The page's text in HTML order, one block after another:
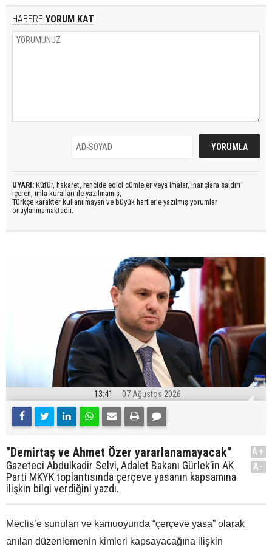
HABERE YORUM KAT
UYARI: Küfür, hakaret, rencide edici cümleler veya imalar, inançlara saldırı
içeren, imla kuralları ile yazılmamış,
Türkçe karakter kullanılmayan ve büyük harflerle yazılmış yorumlar
onaylanmamaktadır.
13:41 07 Ağustos 2026
"Demirtaş ve Ahmet Özer yararlanamayacak"
Gazeteci Abdulkadir Selvi, Adalet Bakanı Gürlek’in AK
Parti MKYK toplantısında çerçeve yasanın kapsamına
ilişkin bilgi verdiğini yazdı.
A+
A-
Meclis’e sunulan ve kamuoyunda “çerçeve yasa” olarak
anılan düzenlemenin kimleri kapsayacağına ilişkin